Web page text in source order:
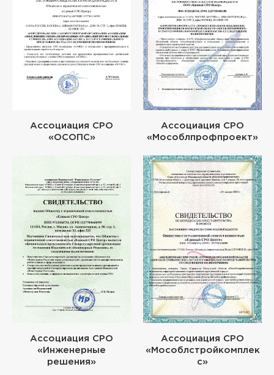
Ассоциация СРО
«ОСОПС»
Ассоциация СРО
«Мособлпрофпроект»
Ассоциация СРО
«Инженерные
решения»
Ассоциация СРО
«Мособлстройкомплек
с»